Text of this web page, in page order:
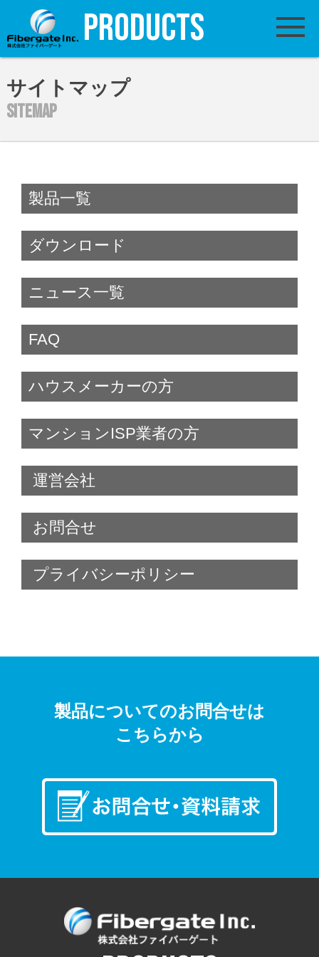
PRODUCTS
サイトマップ
SITEMAP
製品一覧
ダウンロード
ニュース一覧
FAQ
ハウスメーカーの方
マンションISP業者の方
運営会社
お問合せ
プライバシーポリシー
製品についてのお問合せは
こちらから